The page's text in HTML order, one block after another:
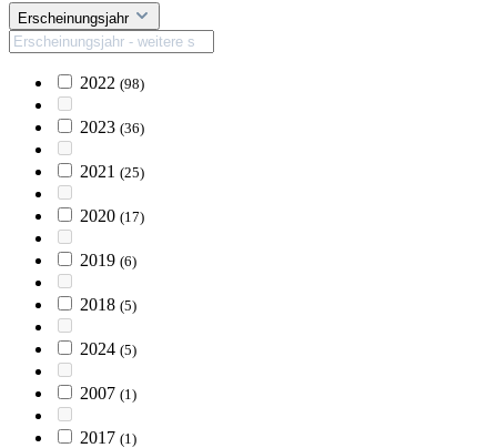
Erscheinungsjahr
2022 (98)
2023 (36)
2021 (25)
2020 (17)
2019 (6)
2018 (5)
2024 (5)
2007 (1)
2017 (1)